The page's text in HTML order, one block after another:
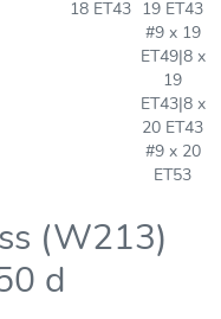
18 ET43 19 ET43
#9 x 19
ET49|8 x
19
ET43|8 x
20 ET43
#9 x 20
ET53
(W213)
d